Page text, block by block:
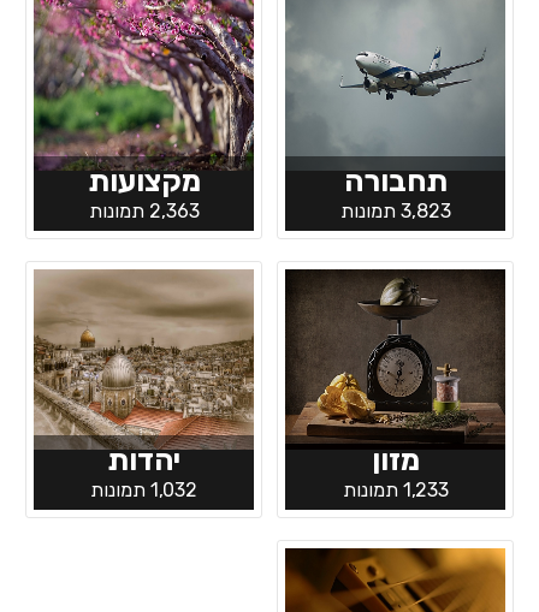
תחבורה
3,823 תמונות
מקצועות
2,363 תמונות
מזון
1,233 תמונות
יהדות
1,032 תמונות